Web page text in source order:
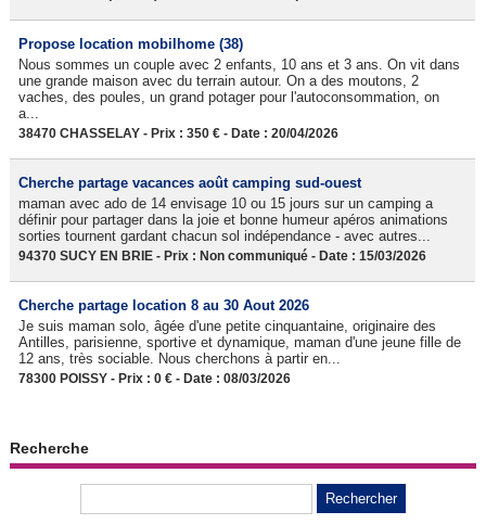
Propose location mobilhome (38)
Nous sommes un couple avec 2 enfants, 10 ans et 3 ans. On vit dans
une grande maison avec du terrain autour. On a des moutons, 2
vaches, des poules, un grand potager pour l'autoconsommation, on
a...
38470 CHASSELAY - Prix : 350 € - Date : 20/04/2026
Cherche partage vacances août camping sud-ouest
maman avec ado de 14 envisage 10 ou 15 jours sur un camping a
définir pour partager dans la joie et bonne humeur apéros animations
sorties tournent gardant chacun sol indépendance - avec autres...
94370 SUCY EN BRIE - Prix : Non communiqué - Date : 15/03/2026
Cherche partage location 8 au 30 Aout 2026
Je suis maman solo, âgée d'une petite cinquantaine, originaire des
Antilles, parisienne, sportive et dynamique, maman d'une jeune fille de
12 ans, très sociable. Nous cherchons à partir en...
78300 POISSY - Prix : 0 € - Date : 08/03/2026
Recherche